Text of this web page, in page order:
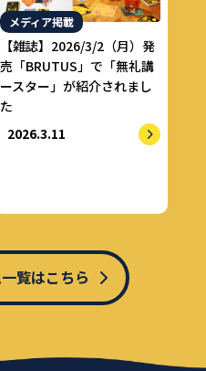
メディア掲載
【雑誌】2026/3/2（月）発
売「BRUTUS」で「無礼講
ースター」が紹介されまし
た
2026.3.11
覧はこちら